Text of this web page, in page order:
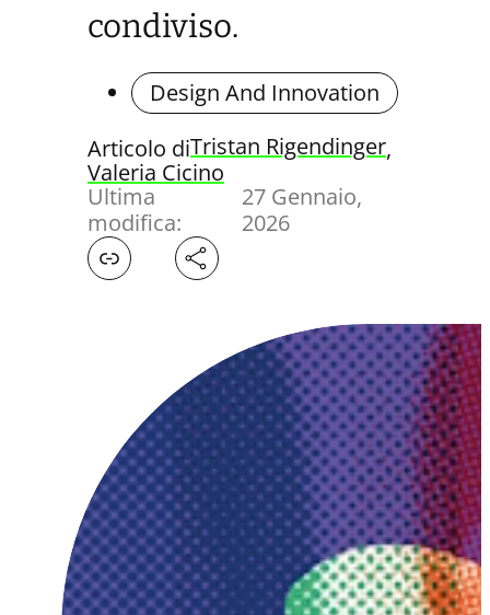
condiviso.
Design And Innovation
Articolo diTristan Rigendinger,
Valeria Cicino
Ultima
modifica:
27 Gennaio,
2026